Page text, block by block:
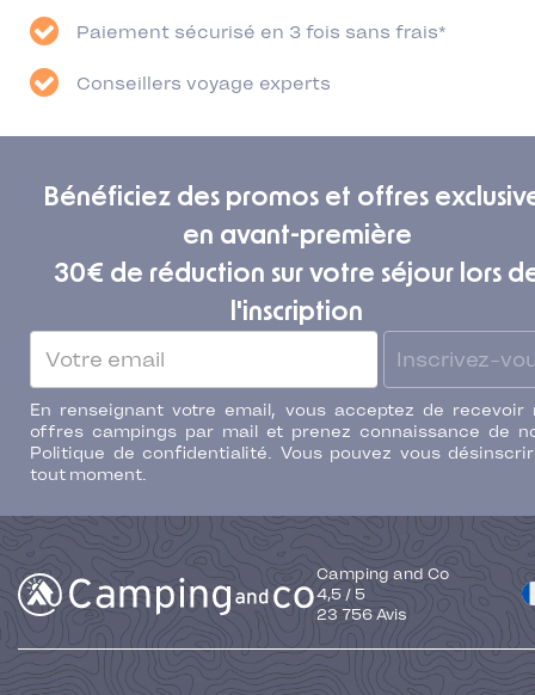
Paiement sécurisé en 3 fois sans frais*
Conseillers voyage experts
Bénéficiez des promos et offres
en avant-première
30€ de réduction sur votre séjour lors
l'inscription
Inscrivez-
En renseignant votre email, vous acceptez de recevoir
offres campings par mail et prenez connaissance de
Politique de confidentialité. Vous pouvez vous
tout moment.
Camping and Co
4,5 / 5
23 756Avis